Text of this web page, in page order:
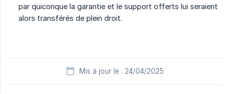
par quiconque la garantie et le support offerts lui seraient
alors transférés de plein droit.
Mis à jour le : 24/04/2025